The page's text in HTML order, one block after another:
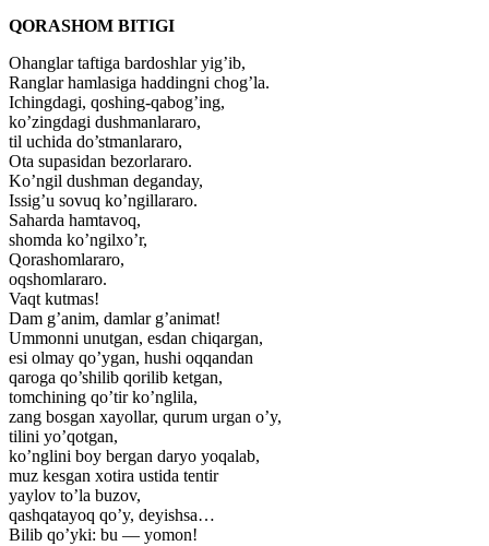
QORASHOM BITIGI
Ohanglar taftiga bardoshlar yig’ib,
Ranglar hamlasiga haddingni chog’la.
Ichingdagi, qoshing-qabog’ing,
ko’zingdagi dushmanlararo,
til uchida do’stmanlararo,
Ota supasidan bezorlararo.
Ko’ngil dushman deganday,
Issig’u sovuq ko’ngillararo.
Saharda hamtavoq,
shomda ko’ngilxo’r,
Qorashomlararo,
oqshomlararo.
Vaqt kutmas!
Dam g’anim, damlar g’animat!
Ummonni unutgan, esdan chiqargan,
esi olmay qo’ygan, hushi oqqandan
qaroga qo’shilib qorilib ketgan,
tomchining qo’tir ko’nglila,
zang bosgan xayollar, qurum urgan o’y,
tilini yo’qotgan,
ko’nglini boy bergan daryo yoqalab,
muz kesgan xotira ustida tentir
yaylov to’la buzov,
qashqatayoq qo’y, deyishsa…
Bilib qo’yki: bu — yomon!